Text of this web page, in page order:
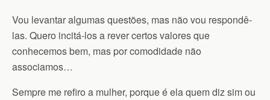
Vou levantar algumas questões, mas não vou respondê-
las. Quero incitá-los a rever certos valores que
conhecemos bem, mas por comodidade não
associamos…
Sempre me refiro a mulher, porque é ela quem diz sim ou